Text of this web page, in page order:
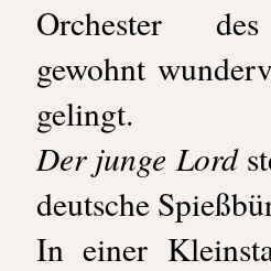
Orchester des
gewohnt
gelingt.
Der junge Lord
deutsche
In einer